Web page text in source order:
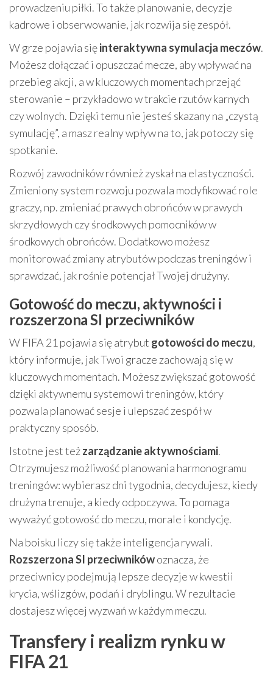
prowadzeniu piłki. To także planowanie, decyzje
kadrowe i obserwowanie, jak rozwija się zespół.
W grze pojawia sięinteraktywna symulacja meczów.
Możesz dołączać i opuszczać mecze, aby wpływać na
przebieg akcji, a w kluczowych momentach przejąć
sterowanie – przykładowo w trakcie rzutów karnych
czy wolnych. Dzięki temu nie jesteś skazany na „czystą
symulację”, a masz realny wpływ na to, jak potoczy się
spotkanie.
Rozwój zawodników również zyskał na elastyczności.
Zmieniony system rozwoju pozwala modyfikować role
graczy, np. zmieniać prawych obrońców w prawych
skrzydłowych czy środkowych pomocników w
środkowych obrońców. Dodatkowo możesz
monitorować zmiany atrybutów podczas treningów i
sprawdzać, jak rośnie potencjał Twojej drużyny.
Gotowość do meczu, aktywności i
rozszerzona SI przeciwników
W FIFA 21 pojawia się atrybut gotowości do meczu,
który informuje, jak Twoi gracze zachowają się w
kluczowych momentach. Możesz zwiększać gotowość
dzięki aktywnemu systemowi treningów, który
pozwala planować sesje i ulepszać zespół w
praktyczny sposób.
Istotne jest teżzarządzanie aktywnościami.
Otrzymujesz możliwość planowania harmonogramu
treningów: wybierasz dni tygodnia, decydujesz, kiedy
drużyna trenuje, a kiedy odpoczywa. To pomaga
wyważyć gotowość do meczu, morale i kondycję.
Na boisku liczy się także inteligencja rywali.
Rozszerzona SI przeciwnikówoznacza, że
przeciwnicy podejmują lepsze decyzje w kwestii
krycia, wślizgów, podań i dryblingu. W rezultacie
dostajesz więcej wyzwań w każdym meczu.
Transfery i realizm rynku w
FIFA 21